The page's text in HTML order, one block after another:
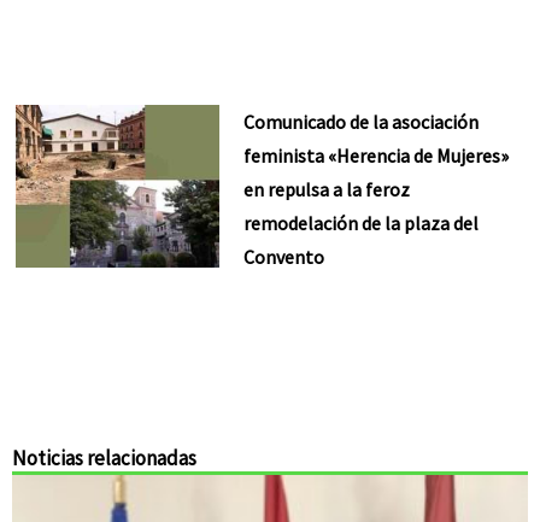
Comunicado de la asociación
feminista «Herencia de Mujeres»
en repulsa a la feroz
remodelación de la plaza del
Convento
Noticias relacionadas